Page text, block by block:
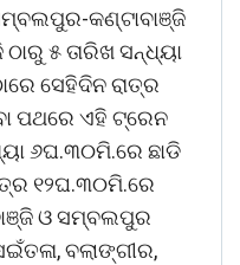
କଣ୍ଟାବାଞ୍ଜି
୫ ତାରିଖ ସନ୍ଧ୍ୟା
ସେହିଦିନ ରାତ୍ର
ପଥରେ ଏହି ଟ୍ରେନ
୬ଘ.୩୦ମି.ରେ ଛାଡି
୧୨ଘ.୩୦ମି.ରେ
ଓ ସମ୍ବଲପୁର
ବଲାଙ୍ଗୀର,